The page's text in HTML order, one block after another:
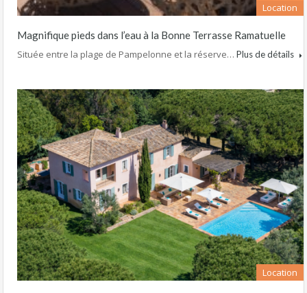
Location
Magnifique pieds dans l’eau à la Bonne Terrasse Ramatuelle
Située entre la plage de Pampelonne et la réserve… Plus de détails
Location